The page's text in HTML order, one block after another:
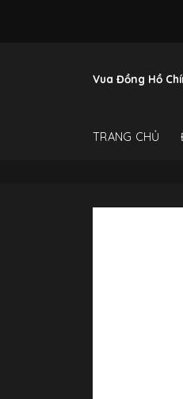
Vua Đồng Hồ
TRANG CHỦ